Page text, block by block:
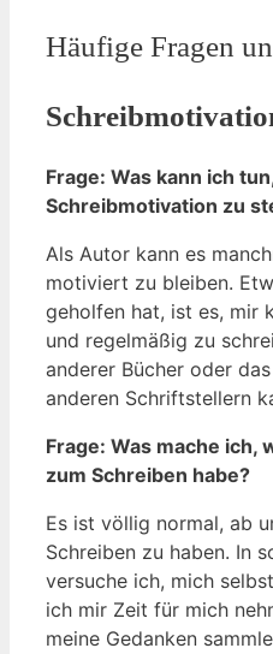
Häufige Fragen
Frage: Was kann ich
Schreibmotivation zu
Als Autor kann es
motiviert zu bleiben.
geholfen hat, ist es, mir
und regelmäßig zu
anderer Bücher oder
anderen Schriftstellern
Frage: Was mache ich,
zum Schreiben habe?
Es ist völlig normal, ab
Schreiben zu haben. In
versuche ich, mich
ich mir Zeit für mich
meine Gedanken